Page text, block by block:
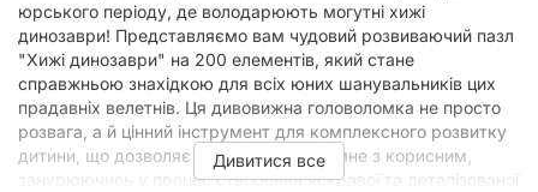
юрського періоду, де володарюють могутні хижі
динозаври! Представляємо вам чудовий розвиваючий пазл
"Хижі динозаври" на 200 елементів, який стане
справжньою знахідкою для всіх юних шанувальників цих
прадавніх велетнів. Ця дивовижна головоломка не просто
розвага, а й цінний інструмент для комплексного розвитку
дитини, що дозволяє їй поєднати приємне з корисним,
занурюючись у процес створення яскравої та деталізованої
Дивитися все